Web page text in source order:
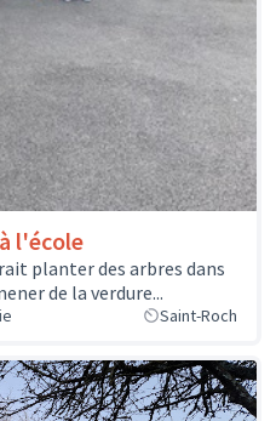
l'école
planter des arbres dans
de la verdure...
Saint-Roch